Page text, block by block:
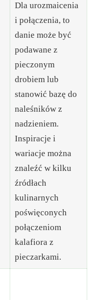
Dla urozmaicenia
i połączenia, to
danie może być
podawane z
pieczonym
drobiem lub
stanowić bazę do
naleśników z
nadzieniem.
Inspiracje i
wariacje można
znaleźć w kilku
źródłach
kulinarnych
poświęconych
połączeniom
kalafiora z
pieczarkami.